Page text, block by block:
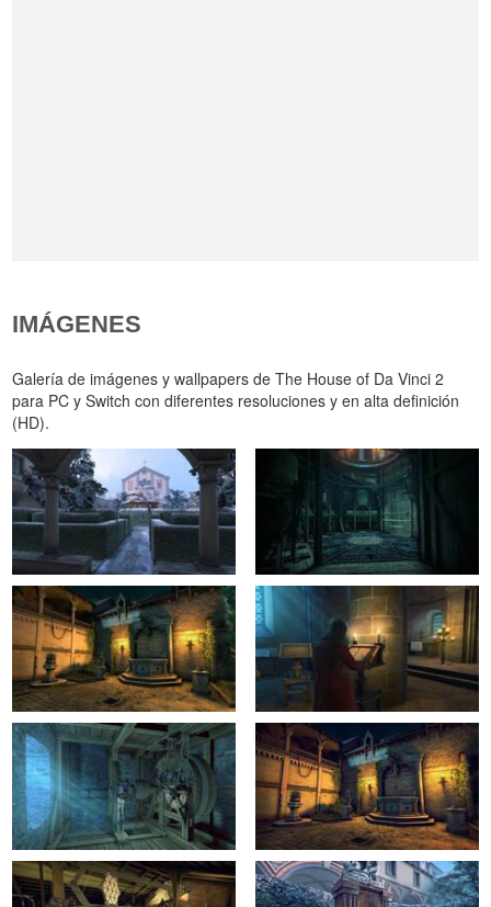
IMÁGENES
Galería de imágenes y wallpapers de The House of Da Vinci 2
para PC y Switch con diferentes resoluciones y en alta definición
(HD).